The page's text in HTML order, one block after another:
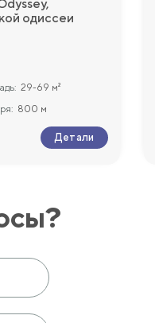
одиссеи
29-69 м²
800 м
Детали